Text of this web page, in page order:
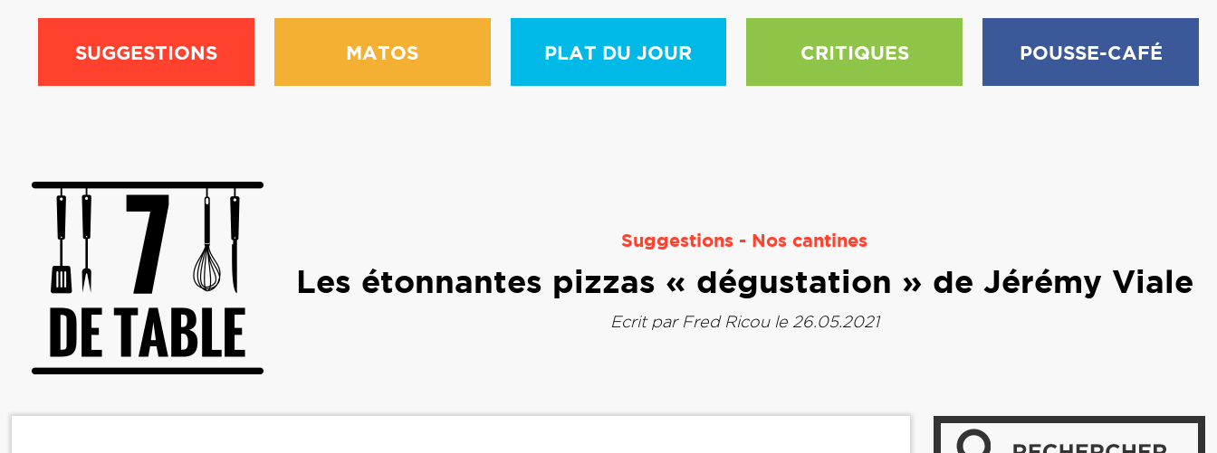
SUGGESTIONS MATOS PLAT DU JOUR CRITIQUES POUSSE-CAFÉ
Suggestions - Nos cantines
Les étonnantes pizzas « dégustation » de Jérémy Viale
Ecrit par Fred Ricoule 26.05.2021